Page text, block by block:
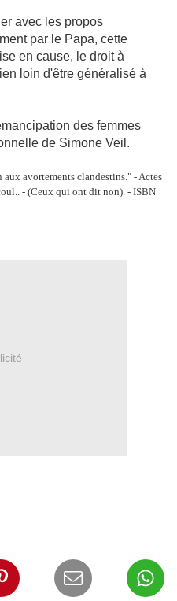
avec les propos
par le Papa, cette
en cause, le droit à
loin d'être généralisé à
des femmes
de Simone Veil.
avortements clandestins." - Actes
- (Ceux qui ont dit non). - ISBN